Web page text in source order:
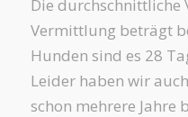
Die durchschnittliche
Vermittlung beträgt
Hunden sind es 28
Leider haben wir
schon mehrere Jahre